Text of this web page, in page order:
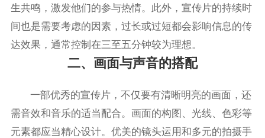
生共鸣，激发他们的参与热情。此外，宣传片的持续时
间也是需要考虑的因素，过长或过短都会影响信息的传
达效果，通常控制在三至五分钟较为理想。
二、画面与声音的搭配
一部优秀的宣传片，不仅要有清晰明亮的画面，还
需音效和音乐的适当配合。画面的构图、光线、色彩等
元素都应当精心设计。优美的镜头运用和多元的拍摄手